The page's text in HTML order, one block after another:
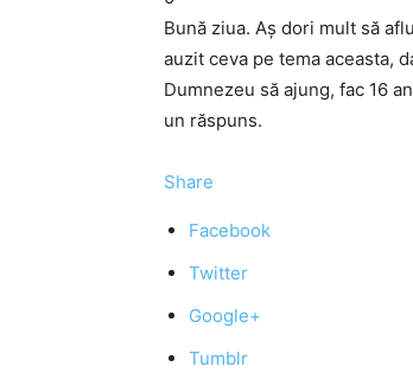
Bună ziua. Aş dori mult să
auzit ceva pe tema aceasta,
Dumnezeu să ajung, fac 16
un răspuns.
Share
Facebook
Twitter
Google+
Tumblr